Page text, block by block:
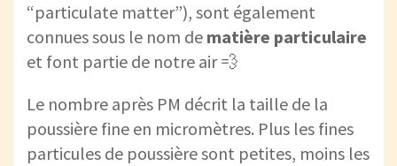
“particulate matter”), sont également
connues sous le nom de matière particulaire
et font partie de notre air 💨
Le nombre après PM décrit la taille de la
poussière fine en micromètres. Plus les fines
particules de poussière sont petites, moins les